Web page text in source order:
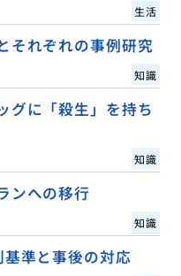
生活
それぞれの事例研究
知識
グに「殺生」を持ち
知識
ンへの移行
知識
準と事後の対応